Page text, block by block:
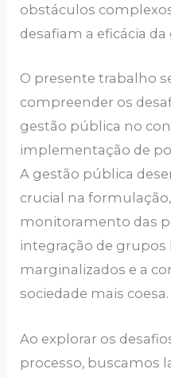
obstáculos
desafiam a eficácia
O presente trabalho
compreender os
gestão pública no
implementação de
A gestão pública
crucial na
monitoramento das
integração de
marginalizados e a
sociedade mais coesa.
Ao explorar os
processo, buscamos